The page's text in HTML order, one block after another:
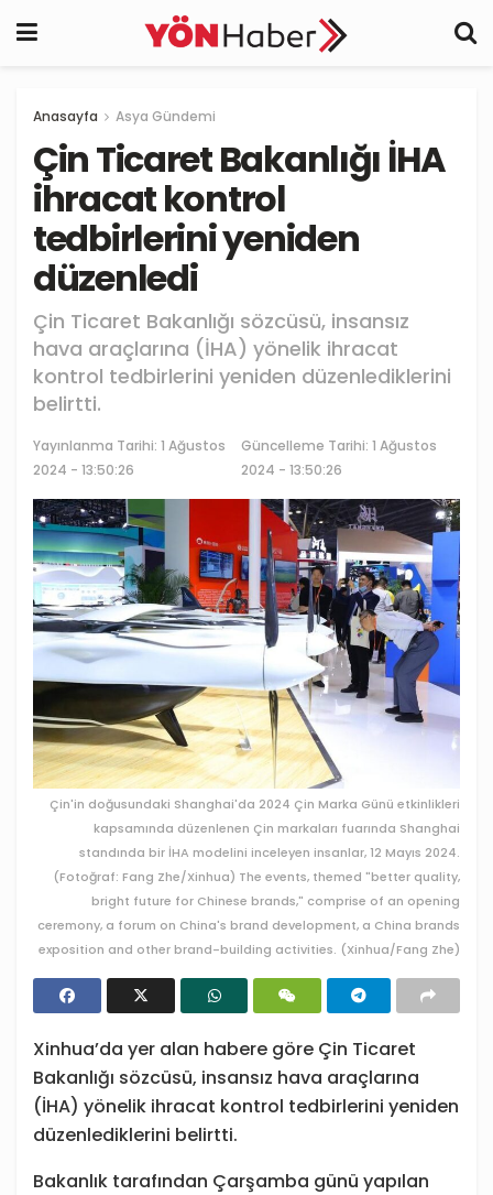
Anasayfa Asya Gündemi
Çin Ticaret Bakanlığı İHA
ihracat kontrol
tedbirlerini yeniden
düzenledi
Çin Ticaret Bakanlığı sözcüsü, insansız
hava araçlarına (İHA) yönelik ihracat
kontrol tedbirlerini yeniden düzenlediklerini
belirtti.
Yayınlanma Tarihi: 1 Ağustos
2024 - 13:50:26
Güncelleme Tarihi: 1 Ağustos
2024 - 13:50:26
Çin'in doğusundaki Shanghai'da 2024 Çin Marka Günü etkinlikleri
kapsamında düzenlenen Çin markaları fuarında Shanghai
standında bir İHA modelini inceleyen insanlar, 12 Mayıs 2024.
(Fotoğraf: Fang Zhe/Xinhua) The events, themed "better quality,
bright future for Chinese brands," comprise of an opening
ceremony, a forum on China's brand development, a China brands
exposition and other brand-building activities. (Xinhua/Fang Zhe)
Xinhua’da yer alan habere göre Çin Ticaret
Bakanlığı sözcüsü, insansız hava araçlarına
(İHA) yönelik ihracat kontrol tedbirlerini yeniden
düzenlediklerini belirtti.
Bakanlık tarafından Çarşamba günü yapılan